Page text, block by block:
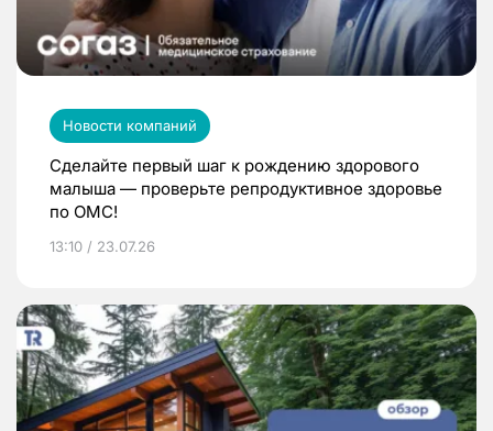
Новости компаний
Сделайте первый шаг к рождению здорового
малыша — проверьте репродуктивное здоровье
по ОМС!
13:10 / 23.07.26